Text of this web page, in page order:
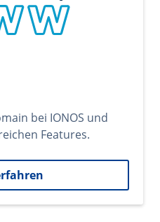
bei IONOS und
Features.